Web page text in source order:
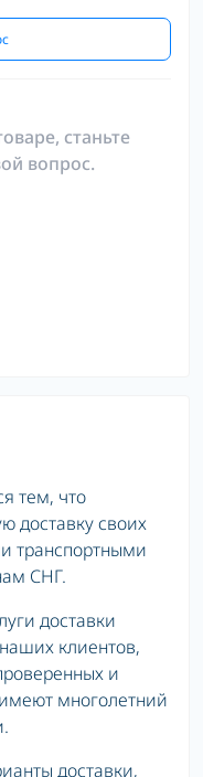
станьте
вопрос.
тем, что
доставку своих
транспортными
СНГ.
доставки
клиентов,
и
многолетний
доставки,